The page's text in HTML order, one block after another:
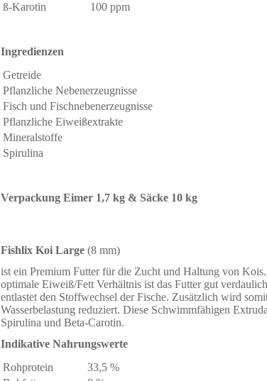
ß-Karotin
100 ppm
Ingredienzen
Getreide
Pflanzliche Nebenerzeugnisse
Fisch und Fischnebenerzeugnisse
Pflanzliche Eiweißextrakte
Mineralstoffe
Spirulina
Verpackung Eimer 1,7 kg & Säcke 10 kg
Fishlix Koi Large (8 mm)
ist ein Premium Futter für die Zucht und Haltung von
optimale Eiweiß/Fett Verhältnis ist das Futter gut
entlastet den Stoffwechsel der Fische. Zusätzlich wird
Wasserbelastung reduziert. Diese Schwimmfähigen
Spirulina und Beta-Carotin.
Indikative Nahrungswerte
Rohprotein
33,5 %